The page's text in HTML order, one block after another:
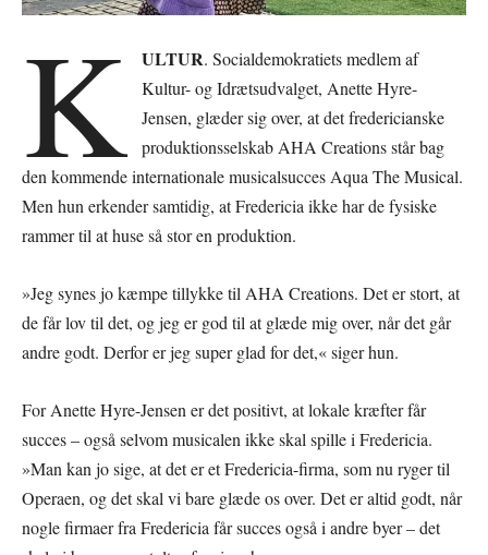
K ULTUR. Socialdemokratiets medlem af
Kultur- og Idrætsudvalget, Anette Hyre-
Jensen, glæder sig over, at det fredericianske
produktionsselskab AHA Creations står bag
den kommende internationale musicalsucces Aqua The Musical.
Men hun erkender samtidig, at Fredericia ikke har de fysiske
rammer til at huse så stor en produktion.
»Jeg synes jo kæmpe tillykke til AHA Creations. Det er stort, at
de får lov til det, og jeg er god til at glæde mig over, når det går
andre godt. Derfor er jeg super glad for det,« siger hun.
For Anette Hyre-Jensen er det positivt, at lokale kræfter får
succes – også selvom musicalen ikke skal spille i Fredericia.
»Man kan jo sige, at det er et Fredericia-firma, som nu ryger til
Operaen, og det skal vi bare glæde os over. Det er altid godt, når
nogle firmaer fra Fredericia får succes også i andre byer – det